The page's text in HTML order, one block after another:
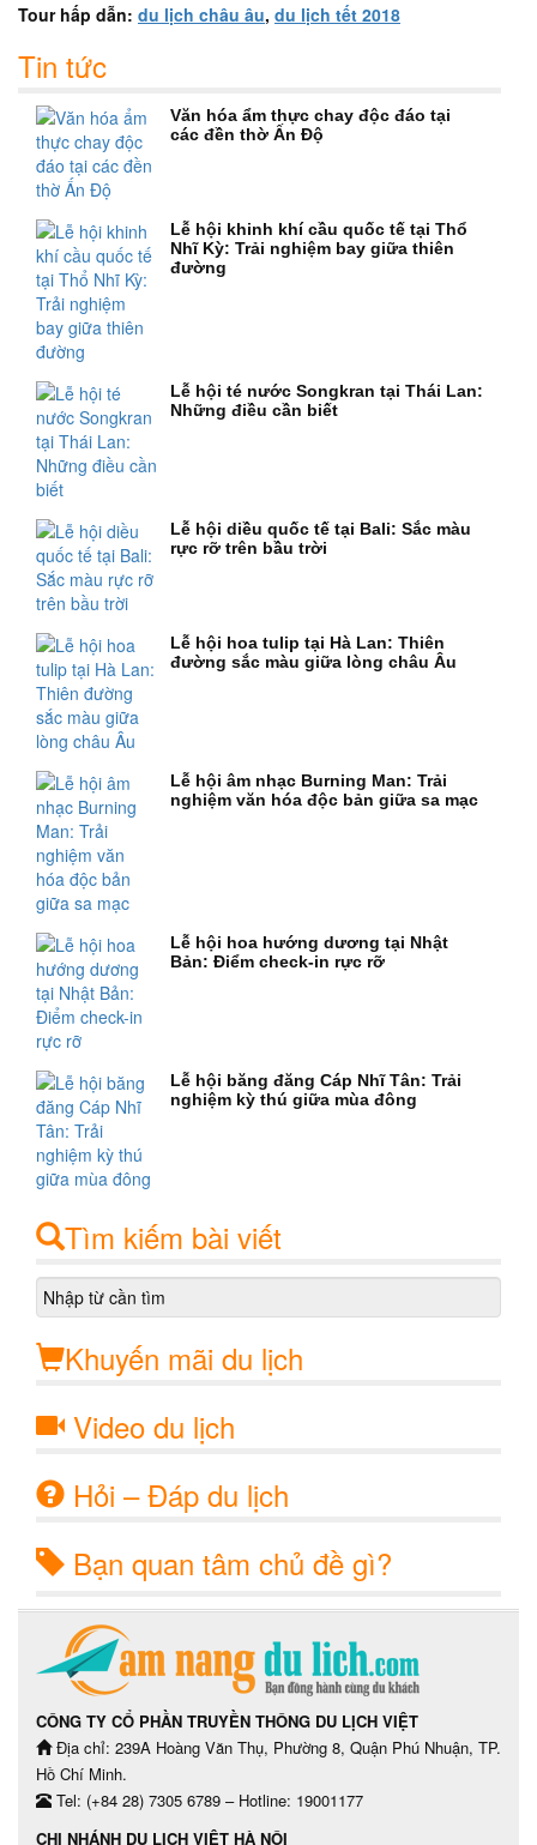
Tour hấp dẫn: du lịch châu âu, du lịch tết 2018
Tin tức
Văn hóa ẩm thực chay độc đáo tại
các đền thờ Ấn Độ
Lễ hội khinh khí cầu quốc tế tại Thổ
Nhĩ Kỳ: Trải nghiệm bay giữa thiên
đường
Lễ hội té nước Songkran tại Thái Lan:
Những điều cần biết
Lễ hội diều quốc tế tại Bali: Sắc màu
rực rỡ trên bầu trời
Lễ hội hoa tulip tại Hà Lan: Thiên
đường sắc màu giữa lòng châu Âu
Lễ hội âm nhạc Burning Man: Trải
nghiệm văn hóa độc bản giữa sa mạc
Lễ hội hoa hướng dương tại Nhật
Bản: Điểm check-in rực rỡ
Lễ hội băng đăng Cáp Nhĩ Tân: Trải
nghiệm kỳ thú giữa mùa đông
Tìm kiếm bài viết
Khuyến mãi du lịch
Video du lịch
Hỏi – Đáp du lịch
Bạn quan tâm chủ đề gì?
CÔNG TY CỔ PHẦN TRUYỀN THÔNG DU LỊCH VIỆT
Địa chỉ: 239A Hoàng Văn Thụ, Phường 8, Quận Phú Nhuận, TP.
Hồ Chí Minh.
Tel: (+84 28) 7305 6789 – Hotline: 19001177
CHI NHÁNH DU LỊCH VIỆT HÀ NỘI